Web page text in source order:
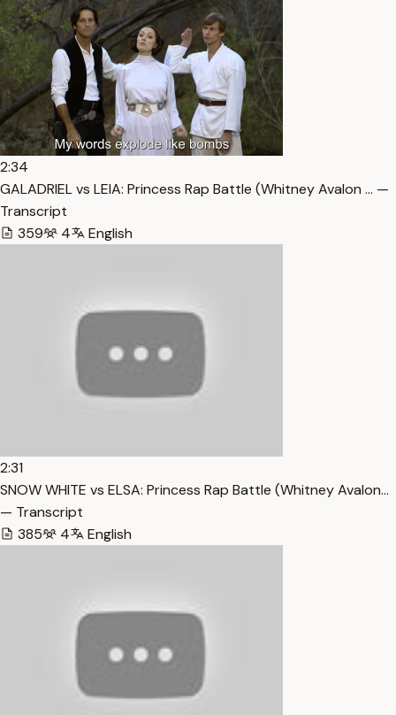
2:34
GALADRIEL vs LEIA: Princess Rap Battle (Whitney Avalon … —
Transcript
359
4 English
2:31
SNOW WHITE vs ELSA: Princess Rap Battle (Whitney Avalon…
— Transcript
385
4 English